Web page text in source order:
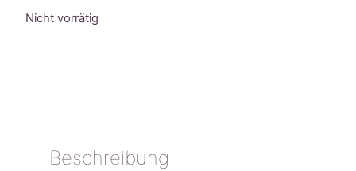
Nicht vorrätig
Beschreibung